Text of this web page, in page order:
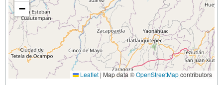
−
Leaflet | Map data ©OpenStreetMapcontributors